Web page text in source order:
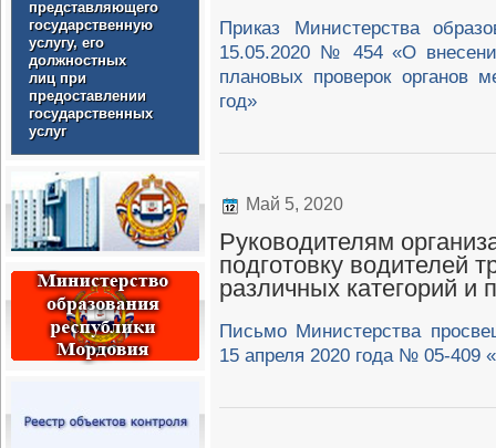
представляющего
государственную
услугу, его
должностных
лиц при
предоставлении
государственных
услуг
Приказ Министерства
15.05.2020 № 454 «О
плановых проверок органов
год»
Май 5, 2020
Руководителям
подготовку водителей
различных категорий и
Письмо Министерства
15 апреля 2020 года № 05-409